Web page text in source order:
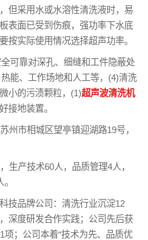
但采用水或水溶性清洗液时，易
表面已受到伤痕，强功率下水底
按实际使用情况选择超声功率。
可靠对深孔、细缝和工件隐蔽处
能、工作场地和人工等，(4)清洗
小的污渍颗粒，(1)超声波清洗机
接地装置。
州市相城区望亭镇迎湖路19号，
生产技术60人，品质管理4人，
技品牌公司：清洗行业沉淀12
深度研发合作实践；公司先后获
；公司本着“技术为先、品质优